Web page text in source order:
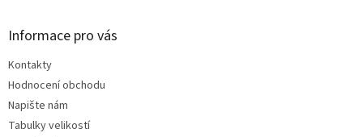
Informace pro vás
Kontakty
Hodnocení obchodu
Napište nám
Tabulky velikostí